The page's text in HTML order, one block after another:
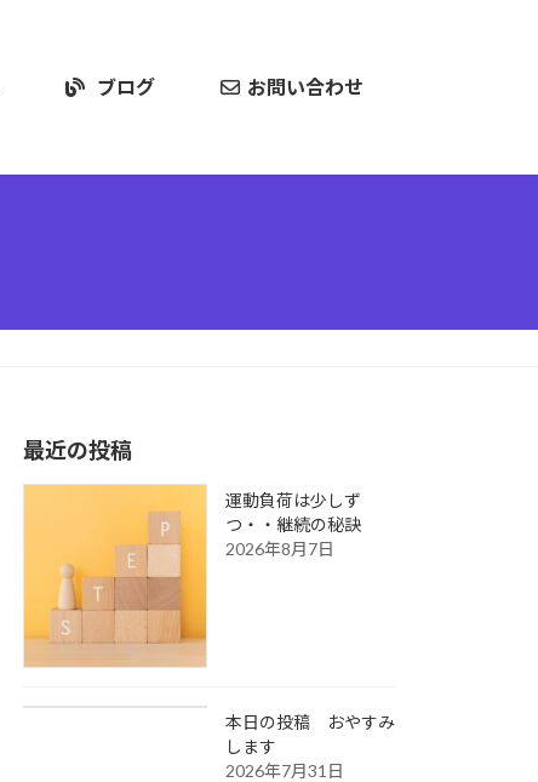
ブログ お問い合わせ
最近の投稿
運動負荷は少しず
つ・・継続の秘訣
2026年8月7日
本日の投稿 おやすみ
します
2026年7月31日